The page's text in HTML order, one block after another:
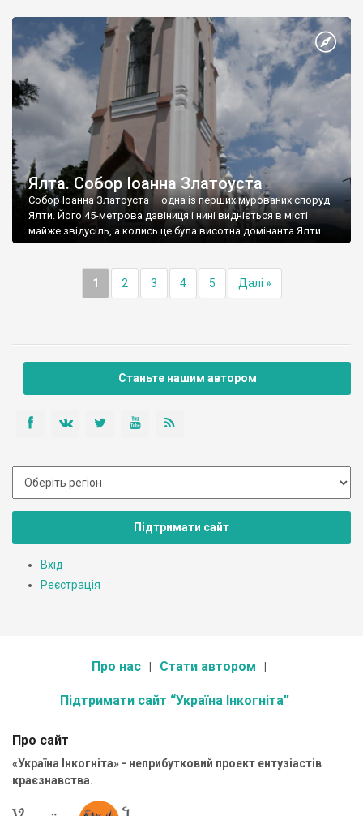
Ялта. Собор Іоанна Златоуста
Собор Іоанна Златоуста – одна із перших мурованих споруд
Ялти. Його 45-метрова дзвіниця і нині видніється в місті
майже звідусіль, а колись це була висотна домінанта Ялти.
1 2 3 4 5 Далі »
Станьте нашим автором
Підтримати сайт
Вхід
Реєстрація
Про нас Стати автором
Підтримати сайт “Україна Інкогніта”
Про сайт
«Україна Інкогніта» - неприбутковий проект ентузіастів
краєзнавства.